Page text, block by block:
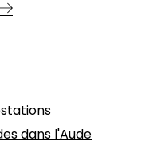
dans l'Aude